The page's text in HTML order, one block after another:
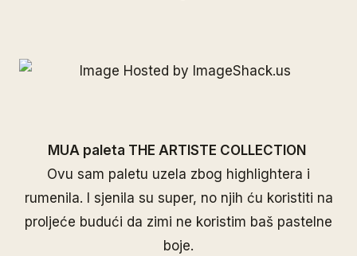
MUA paleta THE ARTISTE COLLECTION
Ovu sam paletu uzela zbog highlightera i
rumenila. I sjenila su super, no njih ću koristiti na
proljeće budući da zimi ne koristim baš pastelne
boje.